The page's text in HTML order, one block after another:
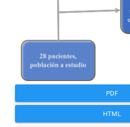
artículo
PDF
HTML